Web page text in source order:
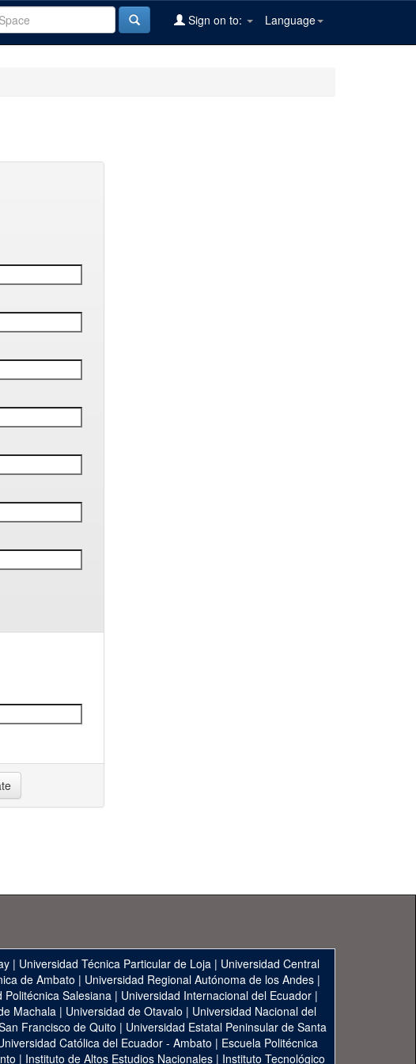
Language
Sign on to:
| Universidad Técnica Particular de Loja | Universidad Central
de Ambato | Universidad Regional Autónoma de los Andes|
Politécnica Salesiana| Universidad Internacional del Ecuador|
Machala | Universidad de Otavalo | Universidad Nacional del
Francisco de Quito | Universidad Estatal Peninsular de Santa
Católica del Ecuador - Ambato | Escuela Politécnica
| Instituto de Altos Estudios Nacionales | Instituto Tecnológico